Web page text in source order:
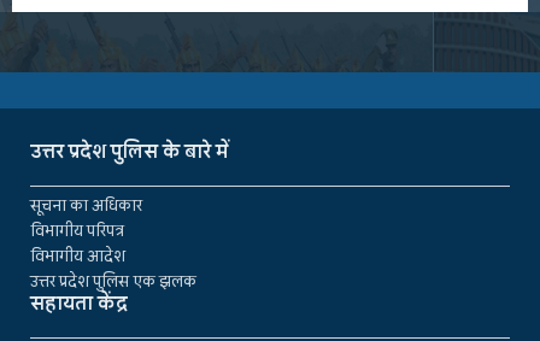
उत्तर प्रदेश पुलिस के बारे में
सूचना का अधिकार
विभागीय परिपत्र
विभागीय आदेश
उत्तर प्रदेश पुलिस एक झलक
सहायता केंद्र